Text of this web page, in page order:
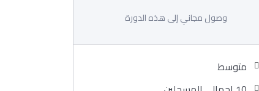
وصول مجاني إلى هذه الدورة
متوسط